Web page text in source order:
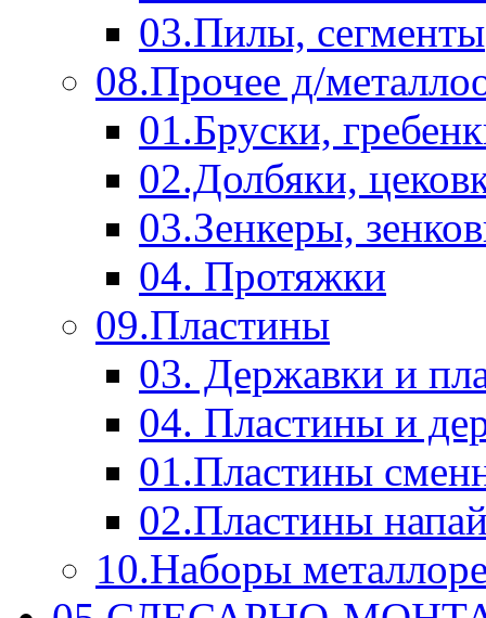
03.Пилы, сегменты
08.Прочее д/
01.Бруски,
02.Долбяки,
03.Зенкеры,
04. Протяжки
09.Пластины
03. Державки и
04. Пластины и
01.Пластины
02.Пластины
10.Наборы